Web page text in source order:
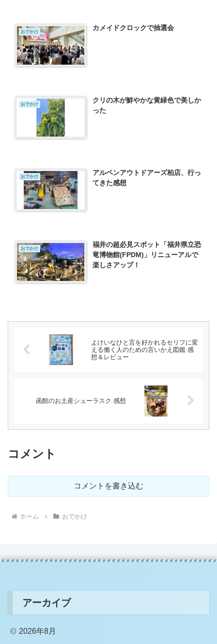
おでかけ カメイドクロックで抽選会
おでかけ
クリの木が鮮やかな黄緑色で美しか
った
おでかけ
アルペンアウトドアーズ柏店、行っ
てきた感想
おでかけ
福井の超必見スポット「福井県立恐
竜博物館(FPDM)」リニューアルで
楽しさアップ！
よけいなひと言を好かれるセリフに変
える働く人のための言いかえ図鑑 感
想＆レビュー
函館のお土産シューラスク 感想
コメント
コメントを書き込む
ホーム おでかけ
アーカイブ
2026年8月